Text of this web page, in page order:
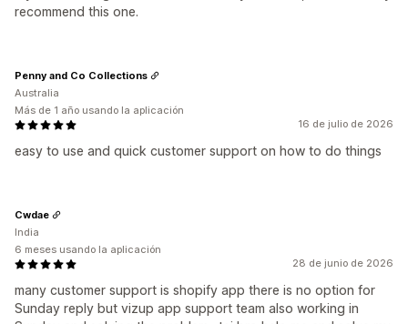
recommend this one.
16 de julio de 2026
easy to use and quick customer support on how to do things
Penny and Co Collections
Australia
Más de 1 año usando la aplicación
28 de junio de 2026
many customer support is shopify app there is no option for
Sunday reply but vizup app support team also working in
Cwdae
India
6 meses usando la aplicación